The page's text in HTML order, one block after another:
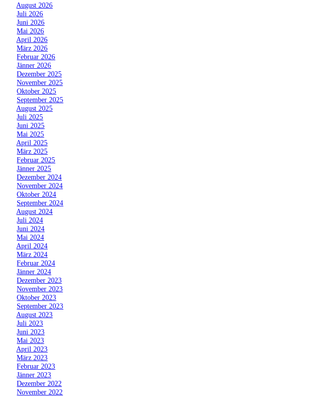
August 2026
»Juli 2026
»Juni 2026
»Mai 2026
April 2026
»März 2026
»Februar 2026
»Jänner 2026
»Dezember 2025
»November 2025
»Oktober 2025
September 2025
August 2025
»Juli 2025
»Juni 2025
»Mai 2025
April 2025
»März 2025
»Februar 2025
»Jänner 2025
»Dezember 2024
»November 2024
»Oktober 2024
September 2024
August 2024
»Juli 2024
»Juni 2024
»Mai 2024
April 2024
»März 2024
»Februar 2024
»Jänner 2024
»Dezember 2023
»November 2023
»Oktober 2023
September 2023
August 2023
»Juli 2023
»Juni 2023
»Mai 2023
April 2023
»März 2023
»Februar 2023
»Jänner 2023
»Dezember 2022
»November 2022